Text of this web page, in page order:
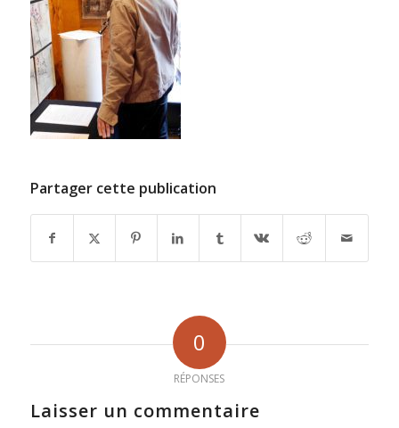
Partager cette publication
0
RÉPONSES
Laisser un commentaire